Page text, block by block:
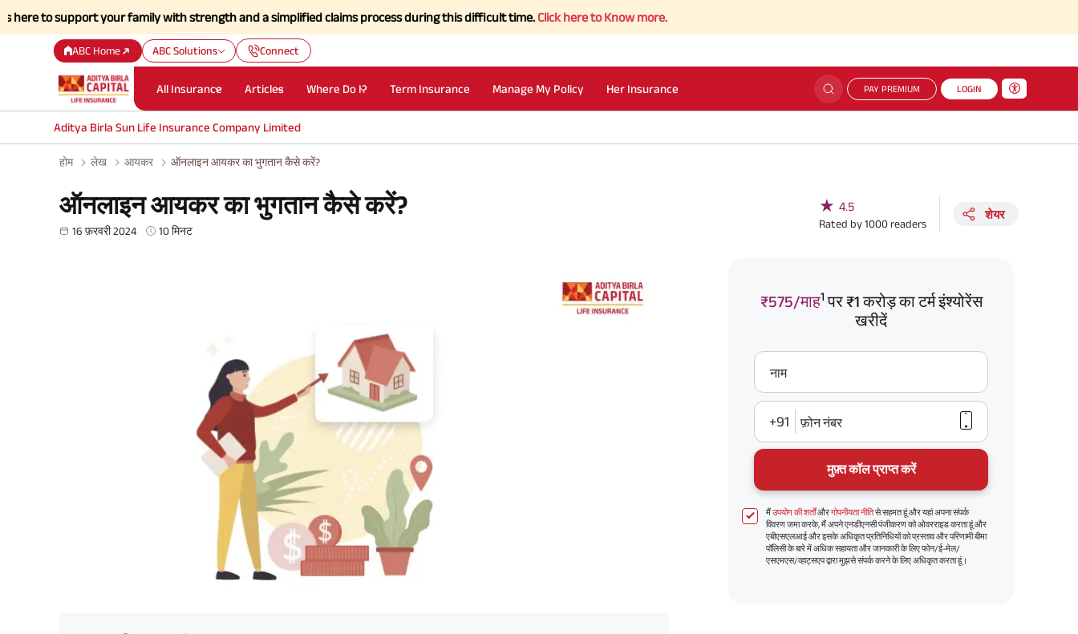
your family with strength and a simplified claims process during this difficult time.Click here to Know more.
ABC Home ABC Solutions Connect
All Insurance Articles Where Do I? Term Insurance Manage My Policy Her Insurance PAY PREMIUM LOGIN
Aditya Birla Sun Life Insurance Company Limited
होम लेख आयकर ऑनलाइन आयकर का भुगतान कैसे करें?
ऑनलाइन आयकर का भुगतान कैसे करें?
16 फ़रवरी 2024 10 मिनट
★ 4.5
Rated by1000 readers
शेयर
₹575/माह1 पर ₹1 करोड़ का टर्म इंश्योरेंस
खरीदें
नाम
+91 फ़ोन नंबर
मुफ़्त कॉल प्राप्त करें
मैंउपयोग की शर्तोंऔरगोपनीयता नीतिसे सहमत हूं और यहां अपना संपर्क
विवरण जमा करके, मैं अपने एनडीएनसी पंजीकरण को ओवरराइड करता हूं और
एबीएसएलआई और इसके अधिकृत प्रतिनिधियों को प्रस्ताव और परिणामी बीमा
पॉलिसी के बारे में अधिक सहायता और जानकारी के लिए फोन/ई-मेल/
एसएमएस/व्हाट्सएप द्वारा मुझसे संपर्क करने के लिए अधिकृत करता हूं।